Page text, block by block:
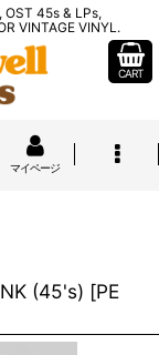
OST 45s & LPs,
VINTAGE VINYL.
CART
マイページ
(45's) [PE